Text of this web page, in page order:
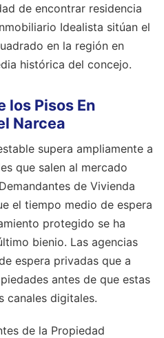
de encontrar residencia
Idealista sitúan el
en la región en
histórica del concejo.
los Pisos En
Narcea
supera ampliamente a
que salen al mercado
de Vivienda
el tiempo medio de espera
protegido se ha
bienio. Las agencias
espera privadas que a
antes de que estas
canales digitales.
de la Propiedad